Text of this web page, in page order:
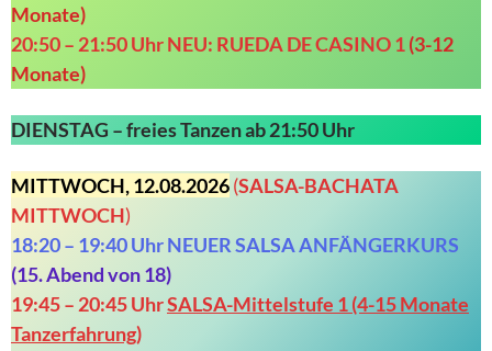
Monate)
20:50 – 21:50 Uhr NEU: RUEDA DE CASINO 1(3-12
Monate)
DIENSTAG –freies Tanzen ab 21:50 Uhr
MITTWOCH, 12.08.2026(SALSA-BACHATA
MITTWOCH)
18:20 – 19:40 Uhr NEUER SALSA ANFÄNGERKURS
(15. Abend von18)
19:45 – 20:45 UhrSALSA-Mittelstufe 1 (4-15 Monate
Tanzerfahrung)